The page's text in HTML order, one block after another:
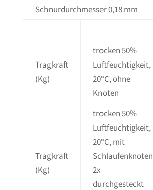
Schnurdurchmesser 0,18 mm
Tragkraft
(Kg)
trocken 50%
Luftfeuchtigkeit,
20°C, ohne
Knoten
Tragkraft
(Kg)
trocken 50%
Luftfeuchtigkeit,
20°C, mit
Schlaufenknoten
2x
durchgesteckt